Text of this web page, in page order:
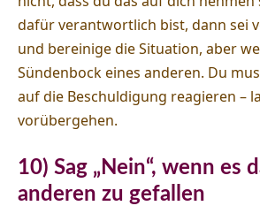
dafür verantwortlich bist, dann sei
und bereinige die Situation, aber
Sündenbock eines anderen. Du
auf die Beschuldigung reagieren –
vorübergehen.
10) Sag „Nein“, wenn es
anderen zu gefallen